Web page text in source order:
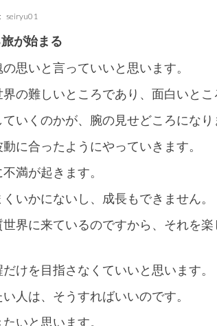
seiryu01
が始まる
思いと言っていいと思います。
の難しいところであり、面白いとこ
いくのかが、腕の見せどころになり
に合ったようにやっていきます。
満が起きます。
いかにないし、成長もできません。
界に来ているのですから、それを
けを目指さなくていいと思います。
人は、そうすればいいのです。
いと思います。